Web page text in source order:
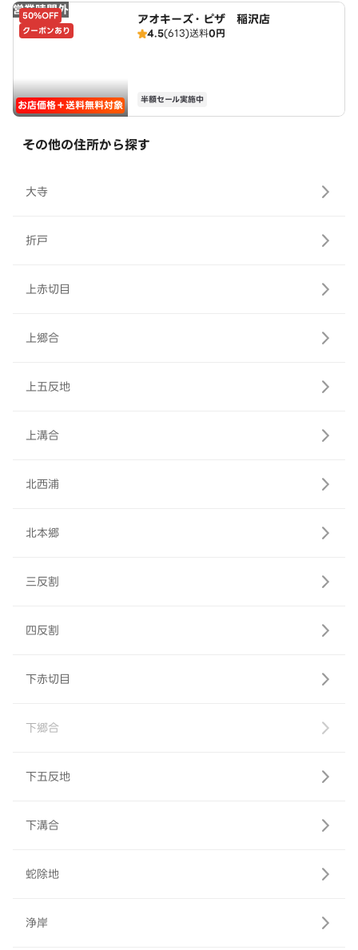
営業時間外
50%OFF
クーポンあり
お店価格＋送料無料対象
アオキーズ・ピザ 稲沢店
4.5(613)送料0円
半額セール実施中
その他の住所から探す
大寺
折戸
上赤切目
上郷合
上五反地
上溝合
北西浦
北本郷
三反割
四反割
下赤切目
下郷合
下五反地
下溝合
蛇除地
浄岸